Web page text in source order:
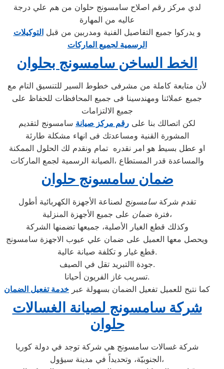
لدي مركز رقم اصلاح سامسونج حلوان من هم علي درجة
عاليه من المهارة
و يدركوا جميع التفاصيل الفنية ومدربين من قبلالتوكيلات
الرسمية لجميع الماركات
الخط الساخن سامسونج بحلوان
لأن متابعة كاملة من مشرفى خطوط السير للتنسيق التام مع
جميع عملائنا ومهندسينا فى جميع المحافظات للحفاظ على
جميع الالتزامات
لكن اتصالك بنا على رقم مركز صيانة سامسونج لتقديم
المشورة القنية ومساعدتك فى انهاء مشكلة طارئة
او عطل بسيط هو امر نقدره تمام ونقدم لك الحلول الممكنة
والمساعدة قدر المستطاع ،الصيانة الرسمية لجمع الماركات
ضمان سامسونج حلوان
تقدم شركةسامسونج لصناعة الأجهزة الكهربائية أطول
فترةضمان
على جميع الأجهزة المنزلية،
وكذلك قطع الغيار الأصلية، جميعها تضمنها الشركة
ويحصل معها العميل على ضمان علي عيوب الاجهزة سامسونج
قطع غيار و تكلفة صيانة عالية.
جودة االتبريد تقل في الصيف.
تسريب غاز الفريون أحيانا.
كما نتيح للعميل تفعيل الضمان بسهولة عبر خدمة تفعيل الضمان
شركة سامسونج لصيانة الغسالات
حلوان
شركة غسالات سامسونج هي شركة توجد في دولة كوريا
الجنوبيّة، وتحديداً في مدينة سيؤول،